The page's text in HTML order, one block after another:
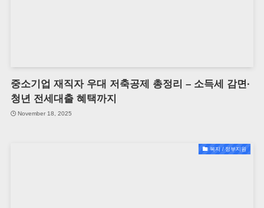
중소기업 재직자 우대 저축공제 총정리 – 소득세 감면·
청년 전세대출 혜택까지
November 18, 2025
복지 / 정부지원